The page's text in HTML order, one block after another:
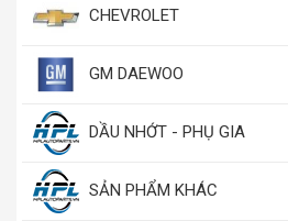
CHEVROLET
GM DAEWOO
DẦU NHỚT - PHỤ GIA
SẢN PHẨM KHÁC